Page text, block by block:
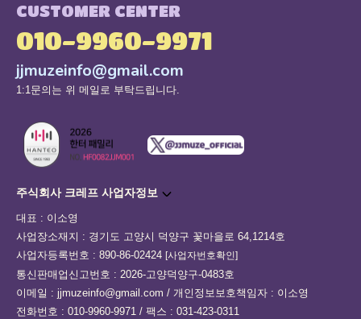
CUSTOMER CENTER
010-9960-9971
jjmuzeinfo@gmail.com
1:1문의는 위 메일로 부탁드립니다.
주식회사 크레프 사업자정보
대표 : 이소영
사업장소재지 : 경기도 고양시 덕양구 꽃마을로 64,1214호
사업자등록번호 : 890-86-02424 [사업자번호확인]
통신판매업신고번호 : 2026-고양덕양구-0483호
이메일 : jjmuzeinfo@gmail.com / 개인정보보호책임자 : 이소영
전화번호 : 010-9960-9971 / 팩스 : 031-423-0311